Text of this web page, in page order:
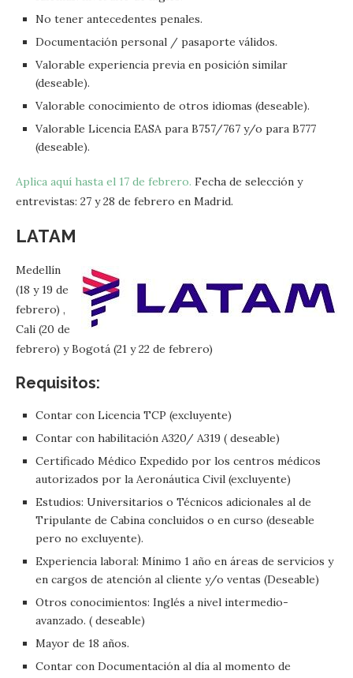
No tener antecedentes penales.
Documentación personal / pasaporte válidos.
Valorable experiencia previa en posición similar
(deseable).
Valorable conocimiento de otros idiomas (deseable).
Valorable Licencia EASA para B757/767 y/o para B777
(deseable).
Aplica aquí hasta el 17 de febrero. Fecha de selección y
entrevistas: 27 y 28 de febrero en Madrid.
LATAM
Medellín
(18 y 19 de
febrero) ,
Cali (20 de
febrero) y Bogotá (21 y 22 de febrero)
Requisitos:
Contar con Licencia TCP (excluyente)
Contar con habilitación A320/ A319 ( deseable)
Certificado Médico Expedido por los centros médicos
autorizados por la Aeronáutica Civil (excluyente)
Estudios: Universitarios o Técnicos adicionales al de
Tripulante de Cabina concluidos o en curso (deseable
pero no excluyente).
Experiencia laboral: Mínimo 1 año en áreas de servicios y
en cargos de atención al cliente y/o ventas (Deseable)
Otros conocimientos: Inglés a nivel intermedio-
avanzado. ( deseable)
Mayor de 18 años.
Contar con Documentación al día al momento de